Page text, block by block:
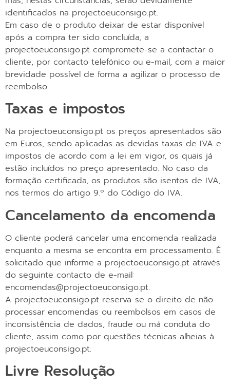
identificados na projectoeuconsigo.pt.
Em caso de o produto deixar de estar disponível
após a compra ter sido concluída, a
projectoeuconsigo.pt compromete-se a contactar o
cliente, por contacto telefónico ou e-mail, com a maior
brevidade possível de forma a agilizar o processo de
reembolso.
Taxas e impostos
Na projectoeuconsigo.pt os preços apresentados são
em Euros, sendo aplicadas as devidas taxas de IVA e
impostos de acordo com a lei em vigor, os quais já
estão incluídos no preço apresentado. No caso da
formação certificada, os produtos são isentos de IVA,
nos termos do artigo 9.º do Código do IVA.
Cancelamento da encomenda
O cliente poderá cancelar uma encomenda realizada
enquanto a mesma se encontra em processamento. É
solicitado que informe a projectoeuconsigo.pt através
do seguinte contacto de e-mail:
encomendas@projectoeuconsigo.pt.
A projectoeuconsigo.pt reserva-se o direito de não
processar encomendas ou reembolsos em casos de
inconsistência de dados, fraude ou má conduta do
cliente, assim como por questões técnicas alheias à
projectoeuconsigo.pt.
Livre Resolução